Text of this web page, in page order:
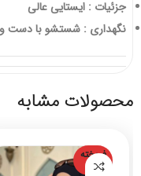
جزئیات : ایستایی عالی
نگهداری : شستشو با دست و
محصولات مشابه
فروخته
شده